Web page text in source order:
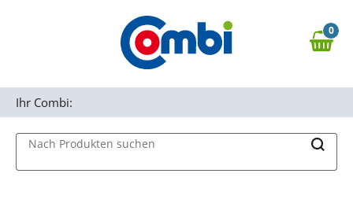
Zur Navigation springen
0,00 €
0
Nach Produkten suchen
Ihr Combi: